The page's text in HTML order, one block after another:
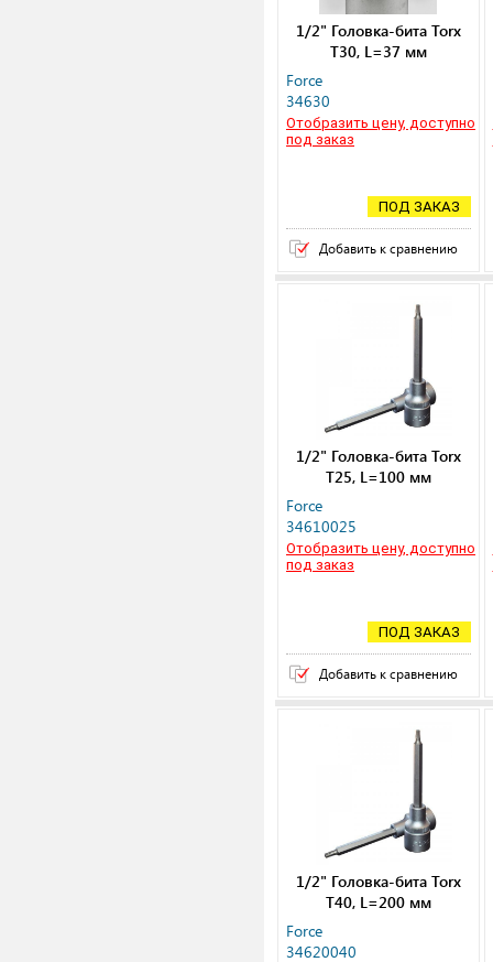
1/2" Головка-бита Torx
T30, L=37 мм
Force
34630
Отобразить цену, доступно
под заказ
ПОД ЗАКАЗ
Добавить к сравнению
1/2" Головка-бита Torx
Т25, L=100 мм
Force
34610025
Отобразить цену, доступно
под заказ
ПОД ЗАКАЗ
Добавить к сравнению
1/2" Головка-бита Torx
Т40, L=200 мм
Force
34620040